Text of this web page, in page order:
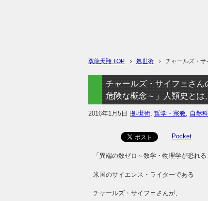
双龍天翔 TOP 処世術 チャールズ・サ
チャールズ・サイフェさ
危険な概念～」人類史とは
2016年1月5日 [処世術 哲学・宗教 自然
Pocket
「異端の数ゼロ～数学・物理学が恐れ
米国のサイエンス・ライターである
チャールズ・サイフェさんが、